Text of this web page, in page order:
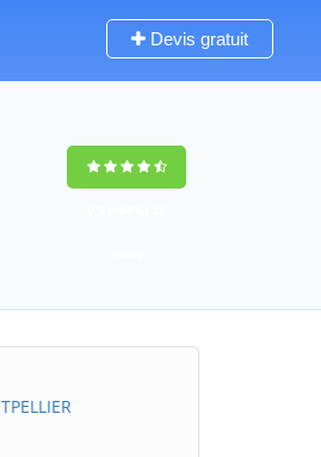
Devis gratuit